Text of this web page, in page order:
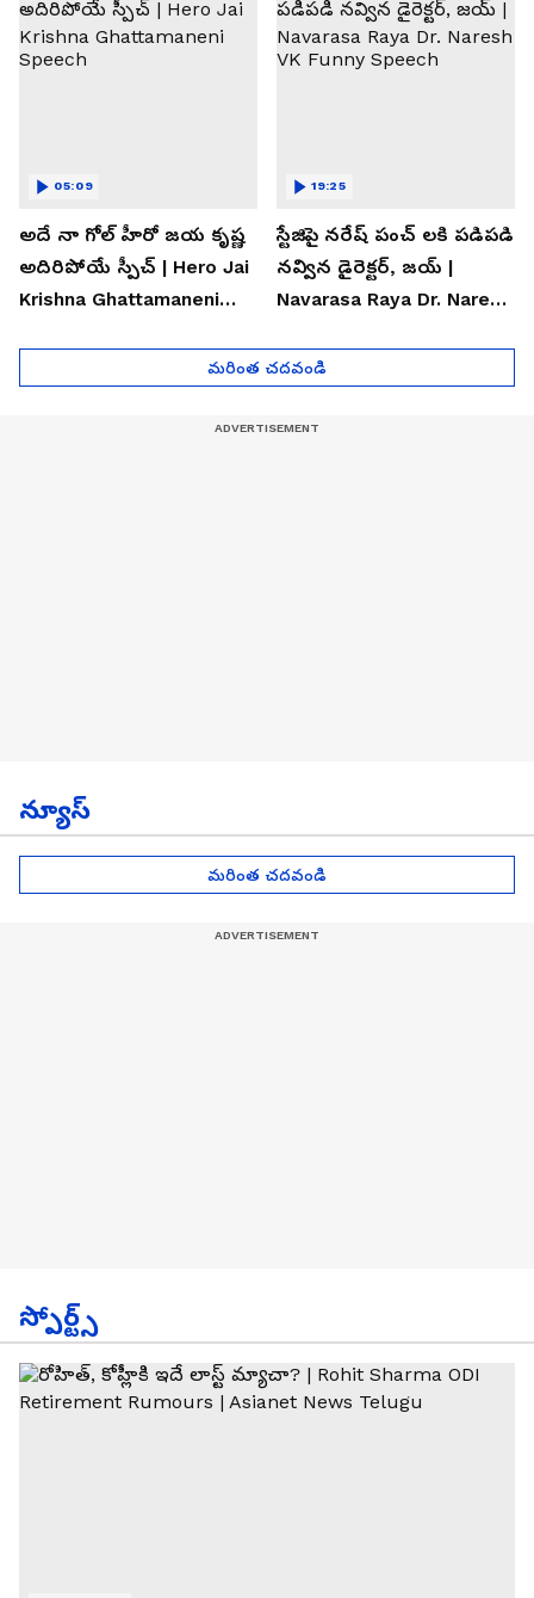
అదే నా గోల్ హీరో జయ కృష్ణ
అదిరిపోయే స్పీచ్ | Hero Jai
Krishna Ghattamaneni
05:09
స్టేజిపై నరేష్ పంచ్ లకి పడిపడి
నవ్విన డైరెక్టర్, జయ్ |
Navarasa Raya Dr. Naresh
19:25
మరింత చదవండి
న్యూస్
మరింత చదవండి
స్పోర్ట్స్